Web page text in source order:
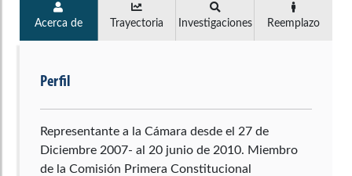
Acerca de Trayectoria Investigaciones Reemplazo
Perfil
Representante a la Cámara desde el 27 de
Diciembre 2007- al 20 junio de 2010. Miembro
de la Comisión Primera Constitucional